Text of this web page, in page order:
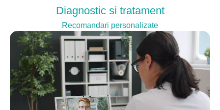
Diagnostic si tratament
Recomandari personalizate